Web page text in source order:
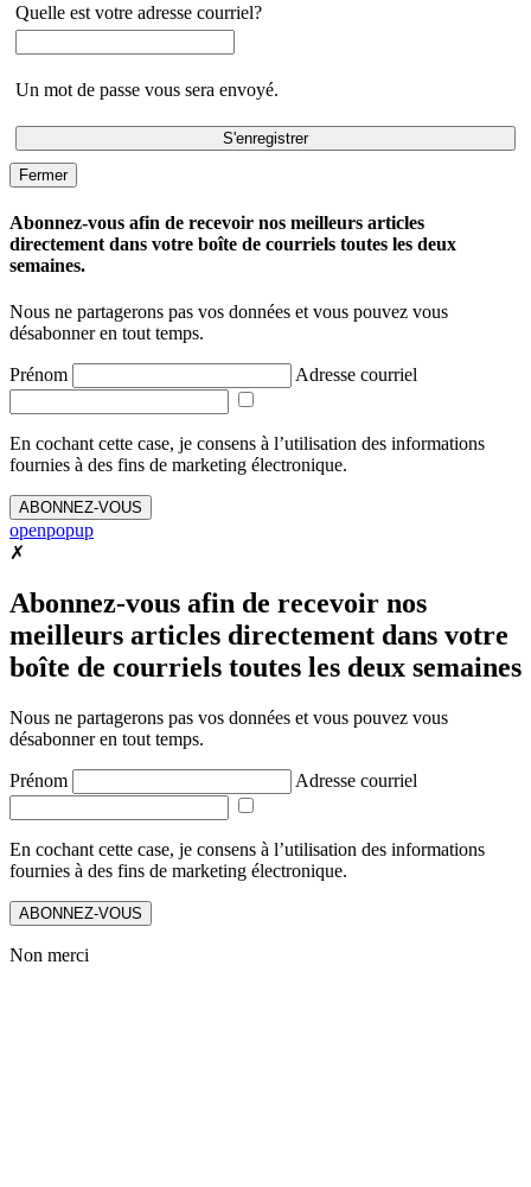
Quelle est votre adresse courriel?
Un mot de passe vous sera envoyé.
Fermer
Abonnez-vous afin de recevoir nos meilleurs articles
directement dans votre boîte de courriels toutes les deux
semaines.
Nous ne partagerons pas vos données et vous pouvez vous
désabonner en tout temps.
Prénom Adresse courriel
En cochant cette case, je consens à l’utilisation des informations
fournies à des fins de marketing électronique.
ABONNEZ-VOUS
openpopup
✗
Abonnez-vous afin de recevoir nos
meilleurs articles directement dans votre
boîte de courriels toutes les deux semaines
Nous ne partagerons pas vos données et vous pouvez vous
désabonner en tout temps.
Prénom Adresse courriel
En cochant cette case, je consens à l’utilisation des informations
fournies à des fins de marketing électronique.
ABONNEZ-VOUS
Non merci